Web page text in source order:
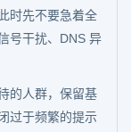
时先不要急着全
号干扰、DNS 异
的人群，保留基
过于频繁的提示